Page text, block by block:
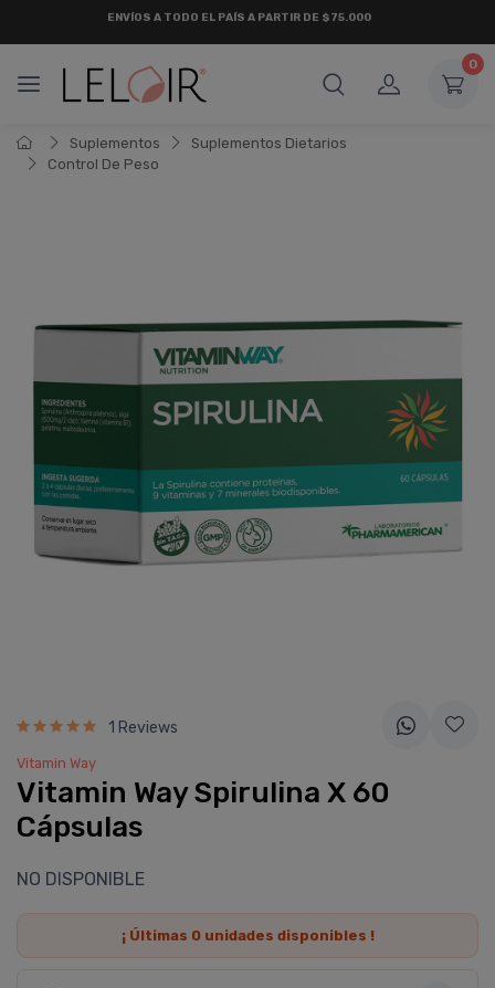
0
Suplementos
Suplementos Dietarios
Control De Peso
1 Reviews
Vitamin Way
Vitamin Way Spirulina X 60
Cápsulas
NO DISPONIBLE
¡ Últimas 0unidades disponibles !